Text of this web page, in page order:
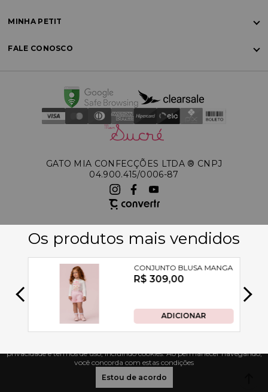
MINHA PETIT
FALE CONOSCO
GATO MIA CONFECÇÕES LTDA ®️ CNPJ
04.900.415/0006-87
privacidade e termos de uso, incluindo cookies. Ao permanecer navegando,
você concorda com estas condições
Estou de acordo